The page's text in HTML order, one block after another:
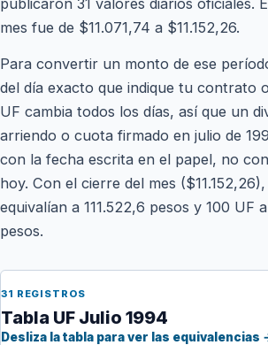
publicaron 31 valores diarios oficiales.
mes fue de $11.071,74 a $11.152,26.
Para convertir un monto de ese
del día exacto que indique tu contrato
UF cambia todos los días, así que un
arriendo o cuota firmado en julio de
con la fecha escrita en el papel, no
hoy. Con el cierre del mes
equivalían a 111.522,6 pesos y 100 UF a
pesos.
31 REGISTROS
Tabla UF Julio 1994
Desliza la tabla para ver las equivalencias